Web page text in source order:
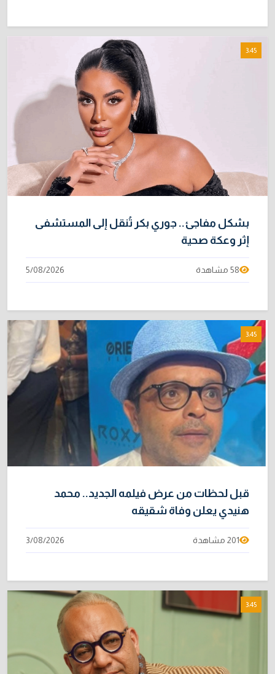
3:45
بشكل مفاجئ.. جوري بكر تُنقل إلى المستشفى
إثر وعكة صحية
58 مشاهدة 5/08/2026
3:45
قبل لحظات من عرض فيلمه الجديد.. محمد
هنيدي يعلن وفاة شقيقه
201 مشاهدة 3/08/2026
3:45